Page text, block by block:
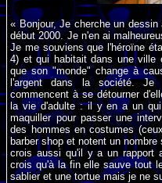
« Bonjour, Je cherche un
début 2000. Je n'en ai
Je me souviens que l'héroïne
4) et qui habitait dans une
que son "monde" change à
l'argent dans la société.
commencent à se détourner
la vie d'adulte : il y en a un
maquiller pour passer une
des hommes en costumes
barber shop et notent un
crois aussi qu'il y a un rapport
crois qu'à la fin elle sauve tout
sablier et une tortue mais je ne